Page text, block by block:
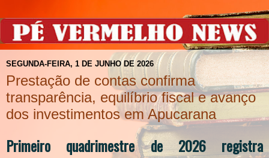
SEGUNDA-FEIRA, 1 DE JUNHO DE 2026
Prestação de contas confirma
transparência, equilíbrio fiscal e avanço
dos investimentos em Apucarana
Primeiro quadrimestre de 2026 registra